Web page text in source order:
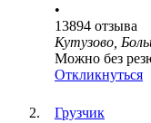
•
13894 отзыва
Кутузово,
Можно без
Откликнуться
Грузчик